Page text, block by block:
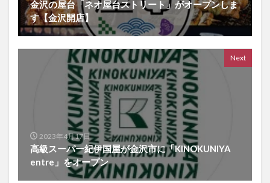
金沢の屋台「ネオ屋台ストリート」がオープンしま
す【金沢開店】
Next
2023年4月17日
高級スーパー紀伊国屋が金沢市に「KINOKUNIYA
entre」をオープン